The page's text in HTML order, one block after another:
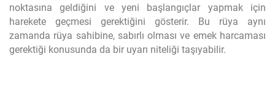
noktasına geldiğini ve yeni başlangıçlar yapmak için
harekete geçmesi gerektiğini gösterir. Bu rüya aynı
zamanda rüya sahibine, sabırlı olması ve emek harcaması
gerektiği konusunda da bir uyarı niteliği taşıyabilir.